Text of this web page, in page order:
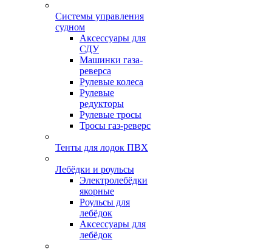
Системы управления
судном
Аксессуары для
СДУ
Машинки газа-
реверса
Рулевые колеса
Рулевые
редукторы
Рулевые тросы
Тросы газ-реверс
Тенты для лодок ПВХ
Лебёдки и роульсы
Электролебёдки
якорные
Роульсы для
лебёдок
Аксессуары для
лебёдок